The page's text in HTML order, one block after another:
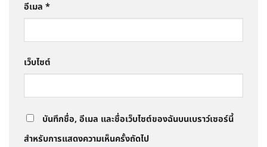
อีเมล *
เว็บไซต์
บันทึกชื่อ, อีเมล และชื่อเว็บไซต์ของฉันบนเบราว์เซอร์นี้
สำหรับการแสดงความเห็นครั้งถัดไป